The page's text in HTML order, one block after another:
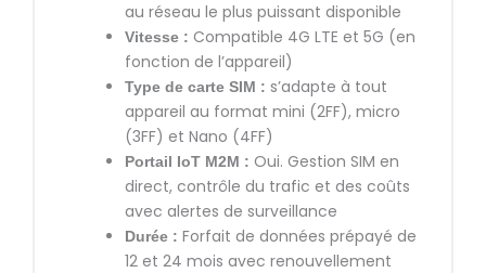
au réseau le plus puissant disponible
Vitesse : Compatible 4G LTE et 5G (en
fonction de l’appareil)
Type de carte SIM : s’adapte à tout
appareil au format mini (2FF), micro
(3FF) et Nano (4FF)
Portail IoT M2M : Oui. Gestion SIM en
direct, contrôle du trafic et des coûts
avec alertes de surveillance
Durée : Forfait de données prépayé de
12 et 24 mois avec renouvellement